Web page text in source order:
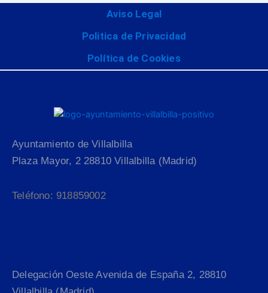
Aviso Legal
Politica de Privacidad
Política de Cookies
Ayuntamiento de Villalbilla
Plaza Mayor, 2 28810 Villalbilla (Madrid)
Teléfono: 918859002
Delegación Oeste Avenida de España 2, 28810